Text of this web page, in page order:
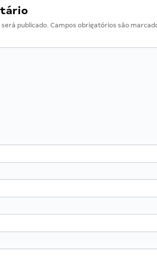
publicado. Campos obrigatórios são